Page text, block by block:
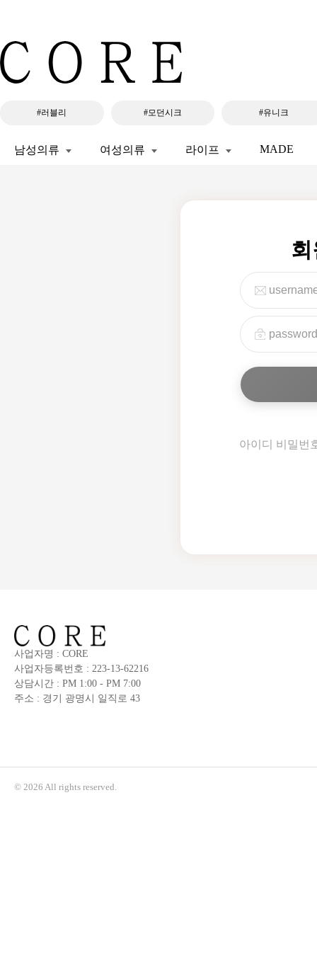
#러블리 #모던시크 #유니크
남성의류 여성의류 라이프 MADE
아이디 비밀번
사업자명 : CORE
사업자등록번호 : 223-13-62216
상담시간 : PM 1:00 - PM 7:00
주소 : 경기 광명시 일직로 43
© 2026 All rights reserved.